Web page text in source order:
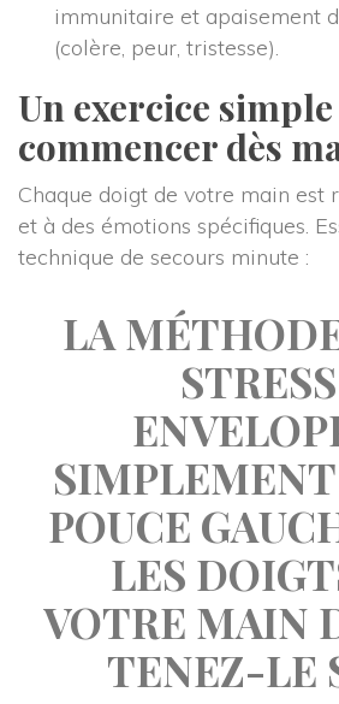
immunitaire et apaisement
(colère, peur, tristesse).
Un exercice
commencer dès
Chaque doigt de votre main est
et à des émotions spécifiques.
technique de secours minute :
LA
POUCE
LES
VOTRE MAIN
TENEZ-LE